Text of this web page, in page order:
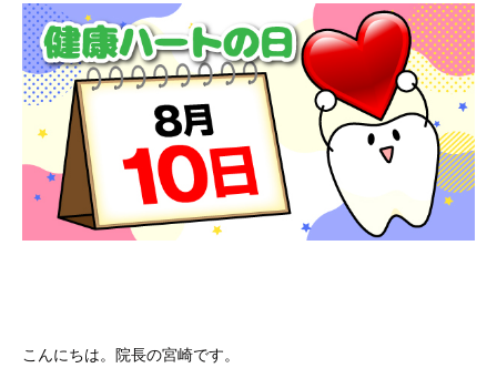
こんにちは。院長の宮崎です。